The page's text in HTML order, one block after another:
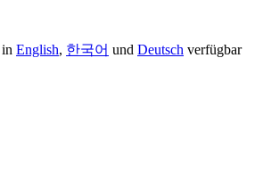
English, 한국어 und Deutsch verfügbar